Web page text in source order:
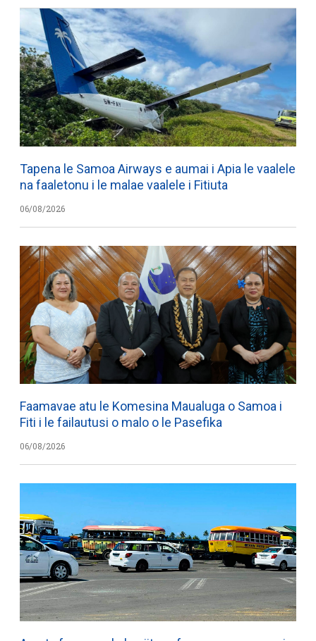
Tapena le Samoa Airways e aumai i Apia le vaalele
na faaletonu i le malae vaalele i Fitiuta
06/08/2026
Faamavae atu le Komesina Maualuga o Samoa i
Fiti i le failautusi o malo o le Pasefika
06/08/2026